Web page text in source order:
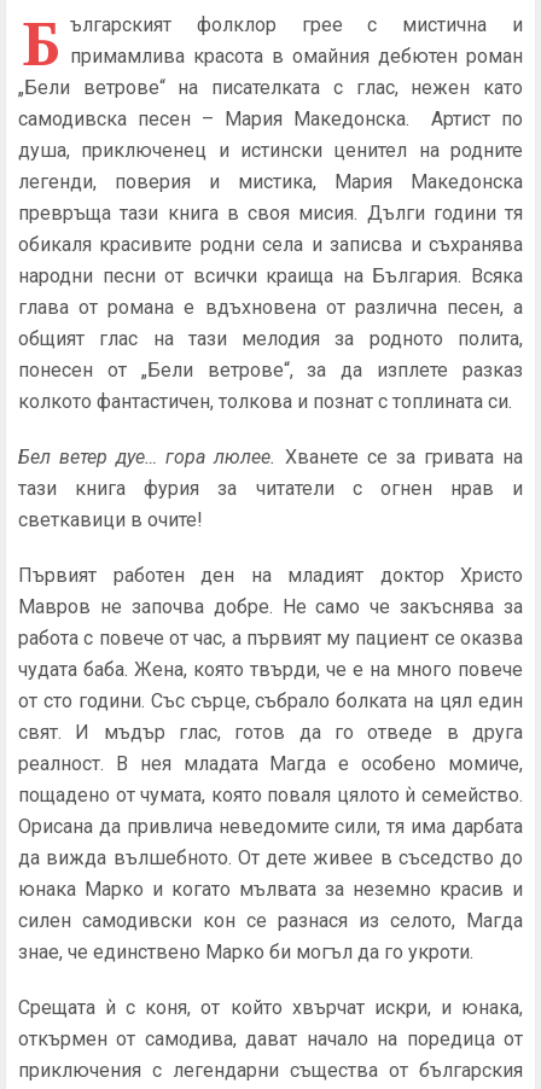
Б ългарският фолклор грее с мистична и
примамлива красота в омайния дебютен роман
„Бели ветрове“ на писателката с глас, нежен като
самодивска песен – Мария Македонска. Артист по
душа, приключенец и истински ценител на родните
легенди, поверия и мистика, Мария Македонска
превръща тази книга в своя мисия. Дълги години тя
обикаля красивите родни села и записва и съхранява
народни песни от всички краища на България. Всяка
глава от романа е вдъхновена от различна песен, а
общият глас на тази мелодия за родното полита,
понесен от „Бели ветрове“, за да изплете разказ
колкото фантастичен, толкова и познат с топлината си.
Бел ветер дуе… гора люлее. Хванете се за гривата на
тази книга фурия за читатели с огнен нрав и
светкавици в очите!
Първият работен ден на младият доктор Христо
Мавров не започва добре. Не само че закъснява за
работа с повече от час, а първият му пациент се оказва
чудата баба. Жена, която твърди, че е на много повече
от сто години. Със сърце, събрало болката на цял един
свят. И мъдър глас, готов да го отведе в друга
реалност. В нея младата Магда е особено момиче,
пощадено от чумата, която поваля цялото ѝ семейство.
Орисана да привлича неведомите сили, тя има дарбата
да вижда вълшебното. От дете живее в съседство до
юнака Марко и когато мълвата за неземно красив и
силен самодивски кон се разнася из селото, Магда
знае, че единствено Марко би могъл да го укроти.
Срещата ѝ с коня, от който хвърчат искри, и юнака,
откърмен от самодива, дават начало на поредица от
приключения с легендарни същества от българския